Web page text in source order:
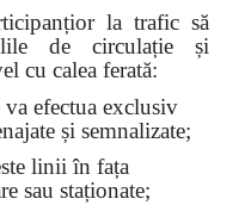
la trafic să
de circulație și
cu calea ferată:
va efectua exclusiv
și semnalizate;
linii în fața
sau staționate;